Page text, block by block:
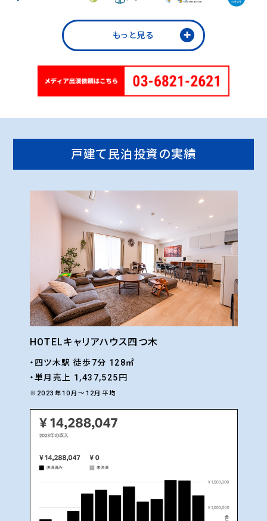
もっと見る
戸建て民泊投資の実績
HOTELキャリアハウス四つ木
・四ツ木駅 徒歩7分 128㎡
・単月売上 1,437,525円
※2023年10月〜12月平均